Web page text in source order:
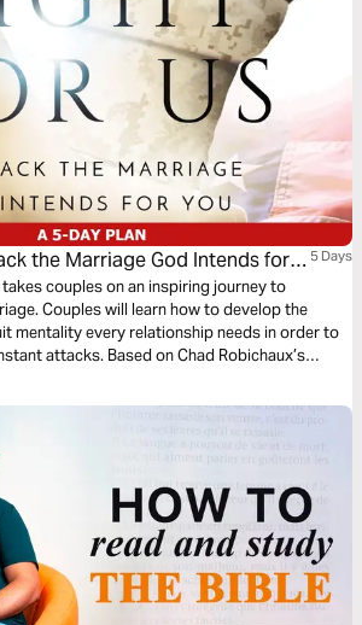
the Marriage God Intends for
5 Days
couples on an inspiring journey to
Couples will learn how to develop the
mentality every relationship needs in order to
attacks. Based on Chad Robichaux’s
way.